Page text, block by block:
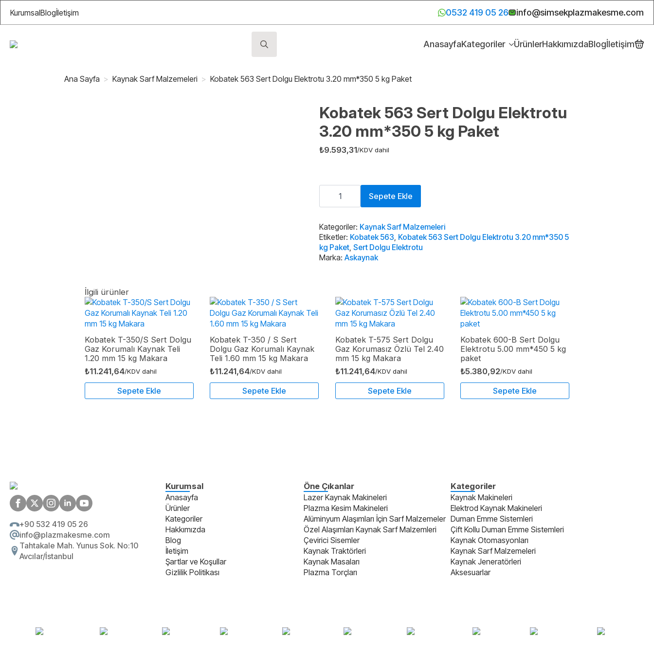
KurumsalBlogİletişim 0532 419 05 26 info@simsekplazmakesme.com
AnasayfaKategoriler ÜrünlerHakkımızdaBlogİletişim
Ana Sayfa Kaynak Sarf Malzemeleri Kobatek 563 Sert Dolgu Elektrotu 3.20 mm*350 5 kg Paket
Kobatek 563 Sert Dolgu Elektrotu
3.20 mm*350 5 kg Paket
₺9.593,31/KDV dahil
Kobatek
Sert
3.20
mm*350
5
kg
Paket
Sepete Ekle
Kategoriler: Kaynak Sarf Malzemeleri
Etiketler: Kobatek 563, Kobatek 563 Sert Dolgu Elektrotu 3.20 mm*350 5
kg Paket, Sert Dolgu Elektrotu
Marka: Askaynak
İlgili ürünler
Kobatek T-350/S Sert Dolgu
Gaz Korumalı Kaynak Teli
1.20 mm 15 kg Makara
₺11.241,64/KDV dahil
Sepete Ekle
Kobatek T-350 / S Sert
Dolgu Gaz Korumalı Kaynak
Teli 1.60 mm 15 kg Makara
₺11.241,64/KDV dahil
Sepete Ekle
Kobatek T-575 Sert Dolgu
Gaz Korumasız Özlü Tel 2.40
mm 15 kg Makara
₺11.241,64/KDV dahil
Sepete Ekle
Kobatek 600-B Sert Dolgu
Elektrotu 5.00 mm*450 5 kg
paket
₺5.380,92/KDV dahil
Sepete Ekle
+90 532 419 05 26
info@plazmakesme.com
Tahtakale Mah. Yunus Sok. No:10
Avcılar/İstanbul
Kurumsal
Anasayfa
Ürünler
Kategoriler
Hakkımızda
Blog
İletişim
Şartlar ve Koşullar
Gizlilik Politikası
Öne Çıkanlar
Lazer Kaynak Makineleri
Plazma Kesim Makineleri
Alüminyum Alaşımları İçin Sarf Malzemeler
Özel Alaşımları Kaynak Sarf Malzemleri
Çevirici Sisemler
Kaynak Traktörleri
Kaynak Masaları
Plazma Torçları
Kategoriler
Kaynak Makineleri
Elektrod Kaynak Makineleri
Duman Emme Sistemleri
Çift Kollu Duman Emme Sistemleri
Kaynak Otomasyonları
Kaynak Sarf Malzemeleri
Kaynak Jeneratörleri
Aksesuarlar